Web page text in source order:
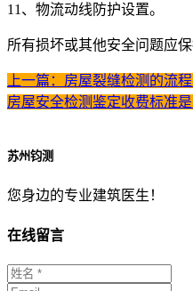
11、物流动线防护设置。
所有损坏或其他安全问题应保
上一篇：房屋裂缝检测的流
房屋安全检测鉴定收费标准
苏州钧测
您身边的专业建筑医生！
在线留言